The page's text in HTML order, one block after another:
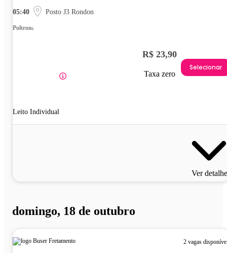
05:40 Posto J3 Rondon
Poltrona
Leito Individual
R$ 23,90
Taxa zero
Selecionar
Ver
domingo, 18 de outubro
2 vagas